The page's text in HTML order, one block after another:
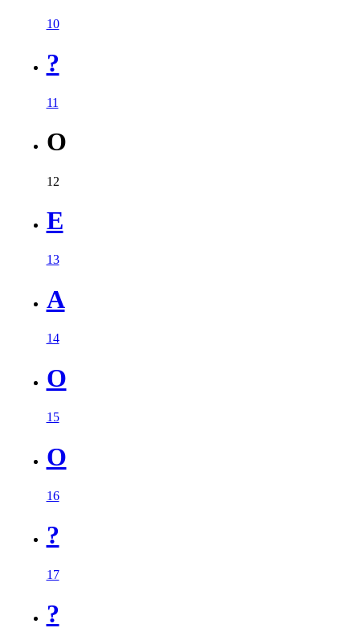
10
?
11
O
12
E
13
A
14
O
15
O
16
?
17
?